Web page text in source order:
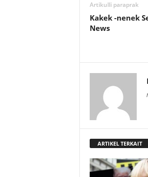
Artikulli paraprak
Kakek -nenek
News
ARTIKEL TERKAIT